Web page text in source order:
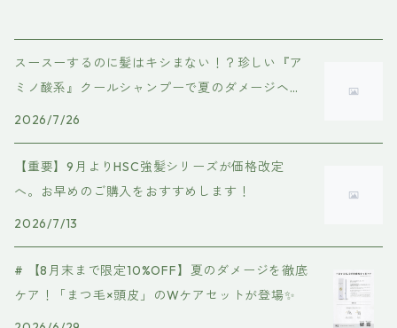
スースーするのに髪はキシまない！？珍しい『ア
ミノ酸系』クールシャンプーで夏のダメージヘア
を優しくケア
2026/7/26
【重要】9月よりHSC強髪シリーズが価格改定
へ。お早めのご購入をおすすめします！
2026/7/13
# 【8月末まで限定10%OFF】夏のダメージを徹底
ケア！「まつ毛×頭皮」のWケアセットが登場✨